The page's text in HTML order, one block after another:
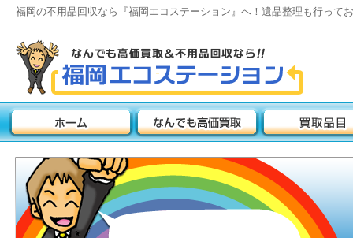
福岡の不用品回収なら『福岡エコステーション』へ！遺品整理も行って